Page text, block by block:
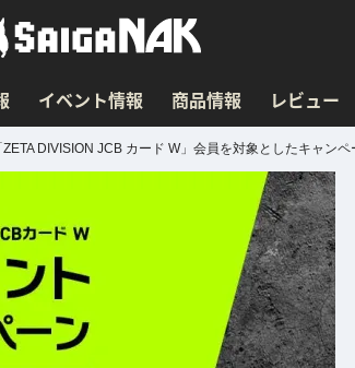
イベント情報 商品情報 レビュー
DIVISION JCB カード W」会員を対象としたキャンペ